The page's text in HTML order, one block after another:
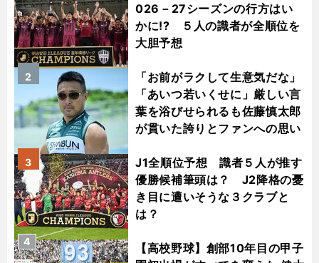
026－27シーズンの行方はい
かに!? ５人の識者が全順位を
大胆予想
「お前がラクして生意気だな」
「あいつ若いくせに」厳しい言
葉を浴びせられるも佐藤慎太郎
が貫いた誇りとファンへの思い
2
J1全順位予想 識者５人が推す
優勝候補筆頭は？ J2降格の憂
き目に遭いそうな３クラブと
は？
3
【高校野球】創部10年目の甲子
4